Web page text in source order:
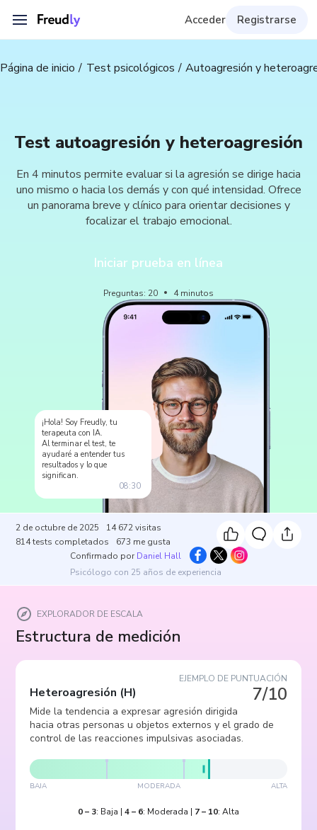
Acceder Registrarse
Página de inicio Test psicológicos Autoagresión y
Test autoagresión y heteroagresión
En 4 minutos permite evaluar si la agresión se dirige hacia
uno mismo o hacia los demás y con qué intensidad. Ofrece
un panorama breve y clínico para orientar decisiones y
focalizar el trabajo emocional.
Iniciar prueba en línea
Preguntas: 20 4 minutos
¡Hola! Soy Freudly, tu
terapeuta con IA.
Al terminar el test, te
ayudaré a entender tus
resultados y lo que
significan.
08:30
2 de octubre de 2025 14 672 visitas
814tests completados 673 me gusta
Confirmado por Daniel Hall
Psicólogo con 25 años de experiencia
EXPLORADOR DE ESCALA
Estructura de medición
EJEMPLO DE PUNTUACIÓN
7/10
Heteroagresión (H)
Mide la tendencia a expresar agresión dirigida
hacia otras personas u objetos externos y el grado de
control de las reacciones impulsivas asociadas.
BAJA MODERADA ALTA
0– 3: Baja | 4– 6: Moderada | 7– 10: Alta